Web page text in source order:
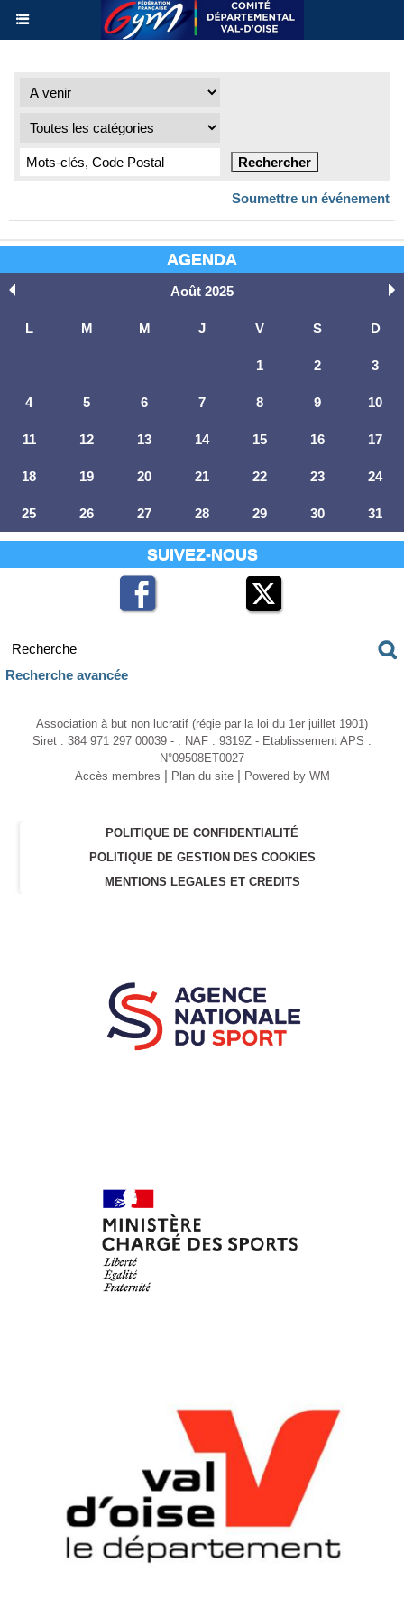
AGENDA
Août 2025
L M M J V S D
1 2 3
4 5 6 7 8 9 10
11 12 13 14 15 16 17
18 19 20 21 22 23 24
25 26 27 28 29 30 31
SUIVEZ-NOUS
Recherche avancée
Soumettre un événement
Association à but non lucratif (régie par la loi du 1er juillet 1901)
Siret : 384 971 297 00039 - : NAF : 9319Z - Etablissement APS :
N°09508ET0027
Accès membres | Plan du site | Powered by WM
POLITIQUE DE CONFIDENTIALITÉ
POLITIQUE DE GESTION DES COOKIES
MENTIONS LEGALES ET CREDITS